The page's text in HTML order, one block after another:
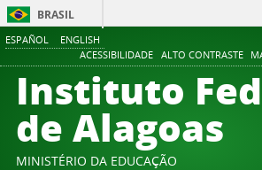
ESPAÑOL ENGLISH
ACESSIBILIDADE ALTO CONTRASTE
BRASIL
Instituto
de Alagoas
MINISTÉRIO DA EDUCAÇÃO